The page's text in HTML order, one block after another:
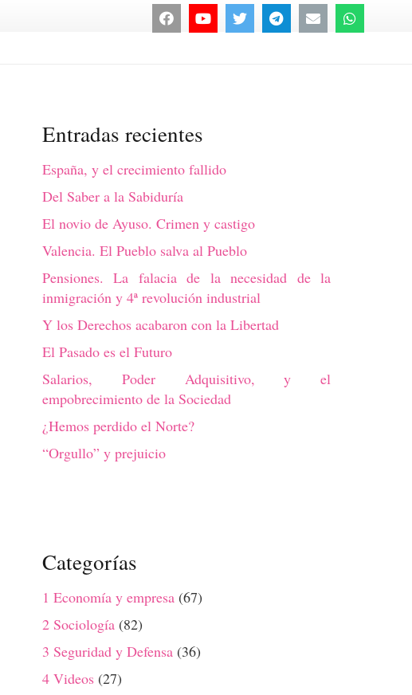
Entradas recientes
España, y el crecimiento fallido
Del Saber a la Sabiduría
El novio de Ayuso. Crimen y castigo
Valencia. El Pueblo salva al Pueblo
Pensiones. La falacia de la necesidad de la
inmigración y 4ª revolución industrial
Y los Derechos acabaron con la Libertad
El Pasado es el Futuro
Salarios, Poder Adquisitivo, y el
empobrecimiento de la Sociedad
¿Hemos perdido el Norte?
“Orgullo” y prejuicio
Categorías
1 Economía y empresa (67)
2 Sociología (82)
3 Seguridad y Defensa (36)
4 Videos (27)